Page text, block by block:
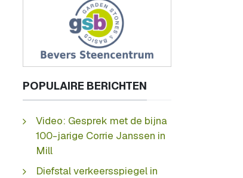
POPULAIRE BERICHTEN
Video: Gesprek met de bijna
100-jarige Corrie Janssen in
Mill
Diefstal verkeersspiegel in